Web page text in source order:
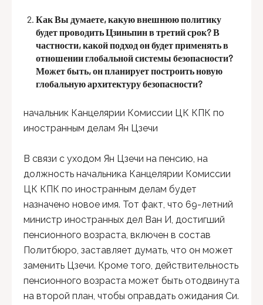
Как Вы думаете, какую внешнюю политику
будет проводить Цзиньпин в третий срок? В
частности, какой подход он будет применять в
отношении глобальной системы безопасности?
Может быть, он планирует построить новую
глобальную архитектуру безопасности?
начальник Канцелярии Комиссии ЦК КПК по
иностранным делам Ян Цзечи
В связи с уходом Ян Цзечи на пенсию, на
должность начальника Канцелярии Комиссии
ЦК КПК по иностранным делам будет
назначено новое имя. Тот факт, что 69-летний
министр иностранных дел Ван И, достигший
пенсионного возраста, включен в состав
Политбюро, заставляет думать, что он может
заменить Цзечи. Кроме того, действительность
пенсионного возраста может быть отодвинута
на второй план, чтобы оправдать ожидания Си.